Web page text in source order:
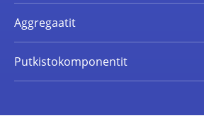
Aggregaatit
Putkistokomponentit